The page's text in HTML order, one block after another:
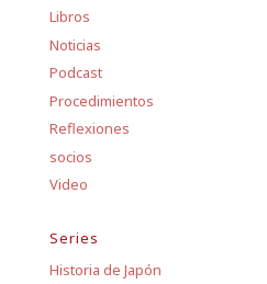
Libros
Noticias
Podcast
Procedimientos
Reflexiones
socios
Video
Series
Historia de Japón